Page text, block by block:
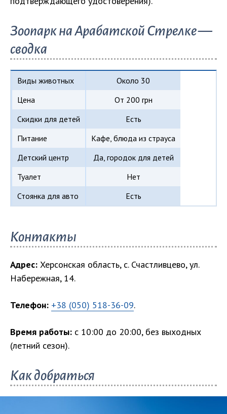
Зоопарк на Арабатской Стрелке —
сводка
Виды животных
Около 30
Цена
От 200 грн
Скидки для детей
Есть
Питание
Кафе, блюда из страуса
Детский центр
Да, городок для детей
Туалет
Нет
Стоянка для авто
Есть
Контакты
Адрес: Херсонская область, с. Счастливцево, ул.
Набережная, 14.
Телефон: +38 (050) 518-36-09.
Время работы: с 10:00 до 20:00, без выходных
(летний сезон).
Как добраться